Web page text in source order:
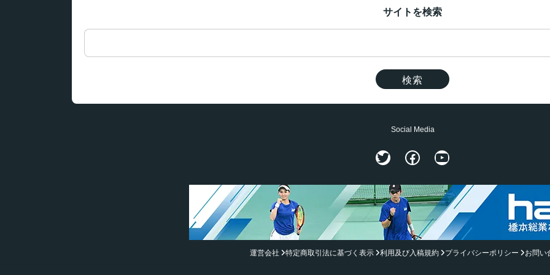
サイトを検索
検
Social Media
TwitterFacebook
YouTube
運営会社 特定商取引法に基づく表示 利用及び入稿規約 プライバシーポリシー お問い